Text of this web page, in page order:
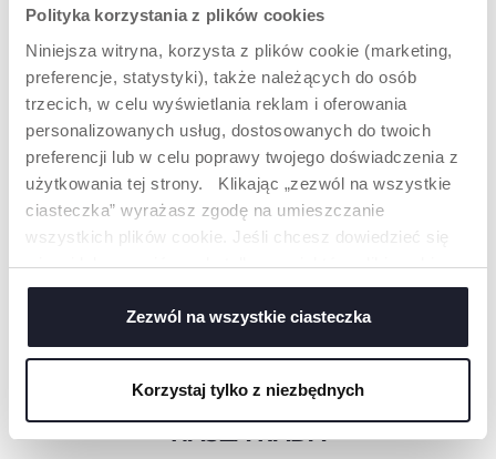
Polityka korzystania z plików cookies
Niniejsza witryna, korzysta z plików cookie (marketing,
preferencje, statystyki), także należących do osób
trzecich, w celu wyświetlania reklam i oferowania
personalizowanych usług, dostosowanych do twoich
preferencji lub w celu poprawy twojego doświadczenia z
użytkowania tej strony. Klikając „zezwól na wszystkie
ciasteczka” wyrażasz zgodę na umieszczanie
wszystkich plików cookie. Jeśli chcesz dowiedzieć się
więcej lub wyrazić zgodę tylko na niektóre pliki cookie,
kliknij „Ustawienia”. Zamykając ten baner, wyrażasz
zgodę na używanie wyłącznie technicznych plików
cookie, które są niezbędne dla żądanej usługi.
Zezwól na wszystkie ciasteczka
Korzystaj tylko z niezbędnych
ŻÓŁW SZELEŚCIK
WIATRACZEK Z
PRZYSSAWKĄ
NASZA RADA